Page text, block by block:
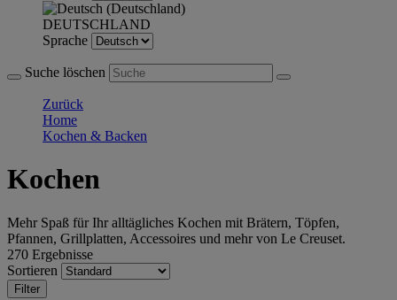
DEUTSCHLAND
Sprache
Suche löschen
Zurück
Home
Kochen & Backen
Kochen
Mehr Spaß für Ihr alltägliches Kochen mit Brätern, Töpfen,
Pfannen, Grillplatten, Accessoires und mehr von Le Creuset.
270 Ergebnisse
Sortieren
Filter